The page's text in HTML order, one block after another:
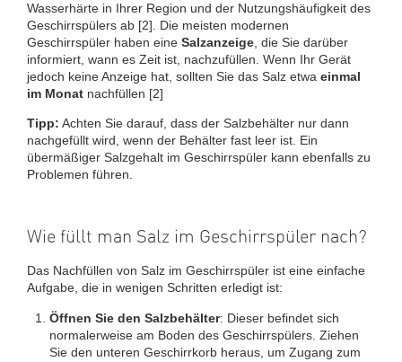
Wasserhärte in Ihrer Region und der Nutzungshäufigkeit des
Geschirrspülers ab [2]. Die meisten modernen
Geschirrspüler haben eine Salzanzeige, die Sie darüber
informiert, wann es Zeit ist, nachzufüllen. Wenn Ihr Gerät
jedoch keine Anzeige hat, sollten Sie das Salz etwa einmal
im Monat nachfüllen [2]
Tipp: Achten Sie darauf, dass der Salzbehälter nur dann
nachgefüllt wird, wenn der Behälter fast leer ist. Ein
übermäßiger Salzgehalt im Geschirrspüler kann ebenfalls zu
Problemen führen.
Wie füllt man Salz im Geschirrspüler nach?
Das Nachfüllen von Salz im Geschirrspüler ist eine einfache
Aufgabe, die in wenigen Schritten erledigt ist:
Öffnen Sie den Salzbehälter: Dieser befindet sich
normalerweise am Boden des Geschirrspülers. Ziehen
Sie den unteren Geschirrkorb heraus, um Zugang zum